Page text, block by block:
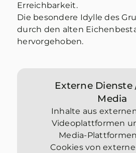
Erreichbarkeit.
Die besondere Idylle des
durch den alten
hervorgehoben.
Externe Dienste
Media
Inhalte aus
Videoplattformen
Media-
Cookies von